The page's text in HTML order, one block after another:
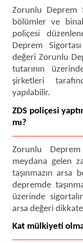
Zorunlu Deprem
bölümler ve
poliçesi
Deprem
değeri Zorunlu
tutarının
şirketleri
yapılabilir.
ZDS poliçesi
mı?
Zorunlu Deprem
meydana gelen
taşınmazın arsa
depremde
üzerinde
arsa değeri
Kat mülkiyeti